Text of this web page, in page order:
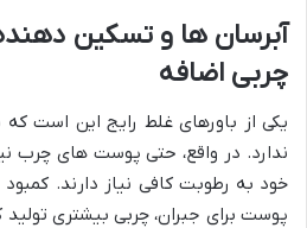
آبرسان ها و تسکین
چربی اضافه
یکی از باورهای غلط رایج این است
ندارد. در واقع، حتی پوست های چرب
خود به رطوبت کافی نیاز دارند.
پوست برای جبران، چربی بیشتری تولید